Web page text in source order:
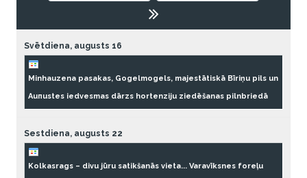
Svētdiena, augusts 16
Minhauzena pasakas, Gogelmogels, majestātiskā Bīriņu pils un
Auпustes iedvesmas dārzs hortenziju ziedēšanas pilnbriedā
Sestdiena, augusts 22
Kolkasrags – divu jūru satikšanās vieta... Varavīksnes foreļu